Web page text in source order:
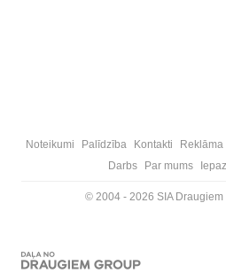
Noteikumi Palīdzība Kontakti Reklāma
Darbs
Par mums
© 2004 - 2026 SIA Draugiem